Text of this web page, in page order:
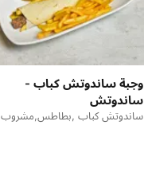
وجبة ساندوتش كباب -
ساندوتش
ساندوتش كباب ,بطاطس,مشروب